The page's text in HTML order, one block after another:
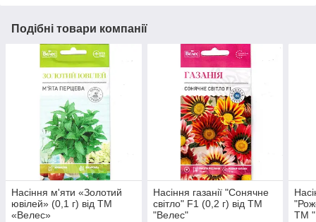
Подібні товари компанії
Насіння м'яти «Золотий
ювілей» (0,1 г) від ТМ
«Велес»
Насіння газанії "Сонячне
світло" F1 (0,2 г) від ТМ
"Велес"
ТМ